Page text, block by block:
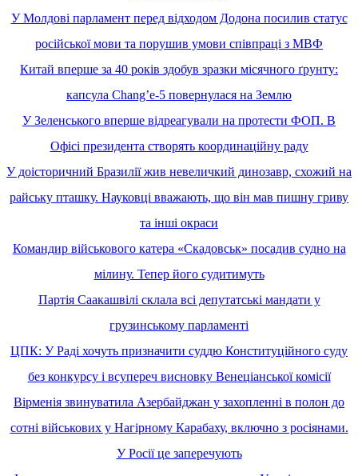
У Молдові парламент перед відходом Додона посилив статус
російської мови та порушив умови співпраці з МВФ
Китай вперше за 40 років здобув зразки місячного ґрунту:
капсула Changʼe-5 повернулася на Землю
У Зеленського вперше відреагували на протести ФОП. В
Офісі президента створять координаційну раду
У доісторичний Бразилії жив невеличкий динозавр, схожий на
райську пташку. Науковці вважають, що він мав пишну гриву
та інші окраси
Командир військового катера «Скадовськ» посадив судно на
мілину. Тепер його судитимуть
Партія Саакашвілі склала всі депутатські мандати у
грузинському парламенті
ЦПК: У Раді хочуть призначити суддю Конституційного суду
без конкурсу і всупереч висновку Венеціанської комісії
Вірменія звинуватила Азербайджан у захопленні в полон до
сотні військових у Нагірному Карабаху, включно з росіянами.
У Росії це заперечують